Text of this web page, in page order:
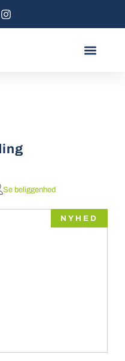
Se beliggenhed
NYHED